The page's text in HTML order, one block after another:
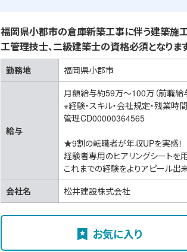
福岡県小郡市の倉庫新築工事に伴う建築施
工管理技士、二級建築士の資格必須となります
勤務地 福岡県小郡市
給与
月額給与約59万～100万（前職給
※経験・スキル・会社規定・残業時
管理CD00000364565
★9割の転職者が年収UPを実感！
経験者専用のヒアリングシートを
これまでの経験をよりアピール出
会社名
松井建設株式会社
お気に入り